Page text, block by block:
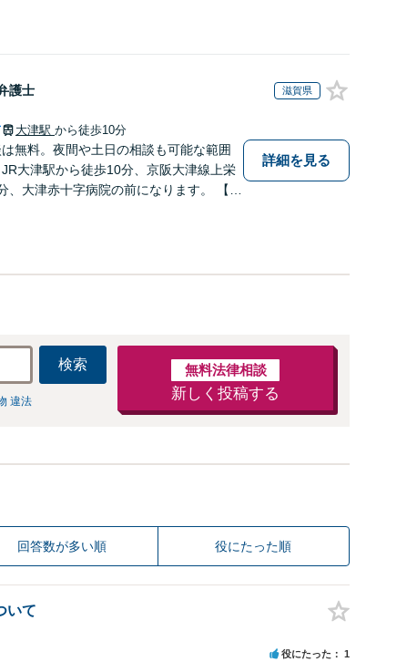
護士 滋賀県
大津駅 から徒歩10分
無料。夜間や土日の相談も可能な範囲
大津駅から徒歩10分、京阪大津線上栄
、大津赤十字病院の前になります。 【滋
詳細を見る
検索
違法
無料法律相談
新しく投稿する
回答数が多い順 役にたった順
いて
役にたった 1